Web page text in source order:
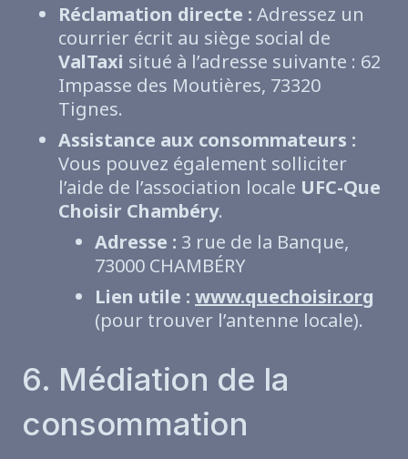
Réclamation directe : Adressez un
courrier écrit au siège social de
ValTaxi situé à l’adresse suivante : 62
Impasse des Moutières, 73320
Tignes.
Assistance aux consommateurs :
Vous pouvez également solliciter
l’aide de l’association locale UFC-Que
Choisir Chambéry.
Adresse : 3 rue de la Banque,
73000 CHAMBÉRY
Lien utile : www.quechoisir.org
(pour trouver l’antenne locale).
6. Médiation de la
consommation